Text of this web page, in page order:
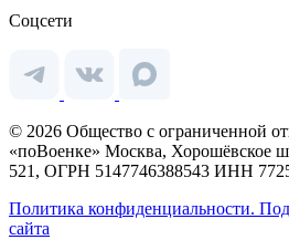
Соцсети
© 2026 Общество с ограниченной
«поВоенке» Москва, Хорошёвское
521, ОГРН 5147746388543 ИНН
Политика конфиденциальности.
сайта